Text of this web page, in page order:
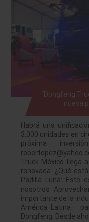
“Dongfeng
nueva
Habrá una
3,000 unidades en
próxima
Truck México llega
renovada. ¿Qué
Padilla Luna: Este
nosotros.
importante de la
América Latina—
Dongfeng. Desde